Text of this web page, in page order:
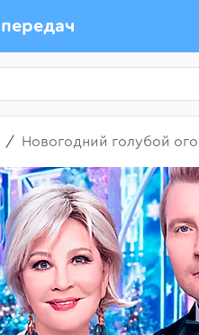
Новогодний голубой